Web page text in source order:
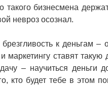
такого бизнесмена
невроз осознал.
к деньгам –
маркетингу ставят
– научиться деньги
кто будет тебе в этом